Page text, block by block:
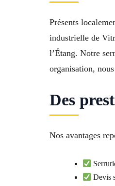
Présents
industrielle de
l’Étang. Notre
organisation,
Des
Nos avantages
Devis